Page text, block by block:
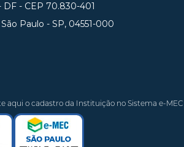
DF - CEP 70.830-401
Paulo - SP, 04551-000
aqui o cadastro da Instituição no Sistema e-MEC